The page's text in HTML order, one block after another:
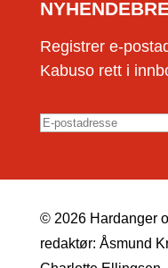
Registrer e-
Kabuso rett i
© 2026 Hardanger
redaktør: Åsmund